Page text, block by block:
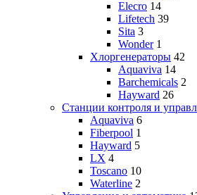
Elecro 14
Lifetech 39
Sita 3
Wonder 1
Хлоргенераторы 42
Aquaviva 14
Barchemicals 2
Hayward 26
Станции контроля и
Aquaviva 6
Fiberpool 1
Hayward 5
LX 4
Toscano 10
Waterline 2